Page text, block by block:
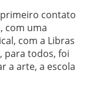
contato
com uma
com a Libras
para todos, foi
a arte, a escola